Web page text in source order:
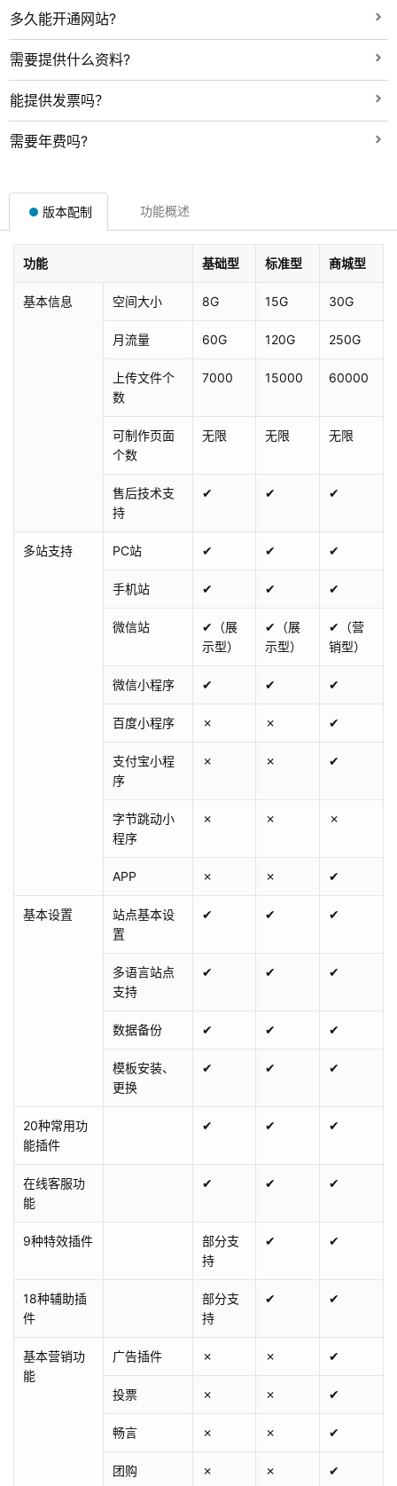
多久能开通网站?
需要提供什么资料?
能提供发票吗？
需要年费吗?
版本配制 功能概述
功能 基础型 标准型 商城型
基本信息 空间大小 8G 15G 30G
月流量 60G 120G 250G
上传文件个
数
7000 15000 60000
可制作页面
个数
无限 无限 无限
售后技术支
持
✔ ✔ ✔
多站支持 PC站 ✔ ✔ ✔
手机站 ✔ ✔ ✔
微信站
✔（展
示型）
✔（展
示型）
✔（营
销型）
微信小程序 ✔ ✔ ✔
百度小程序 ✗ ✗ ✔
支付宝小程
序
✗ ✗ ✔
字节跳动小
程序
✗ ✗ ✗
APP ✗ ✗ ✔
基本设置
站点基本设
置
✔ ✔ ✔
多语言站点
支持
✔ ✔ ✔
数据备份 ✔ ✔ ✔
模板安装、
更换
✔ ✔ ✔
20种常用功
能插件
✔ ✔ ✔
在线客服功
能
✔ ✔ ✔
9种特效插件
部分支
持
✔ ✔
18种辅助插
件
部分支
持
✔ ✔
基本营销功
能
广告插件 ✗ ✗ ✔
投票 ✗ ✗ ✔
畅言 ✗ ✗ ✔
团购 ✗ ✗ ✔